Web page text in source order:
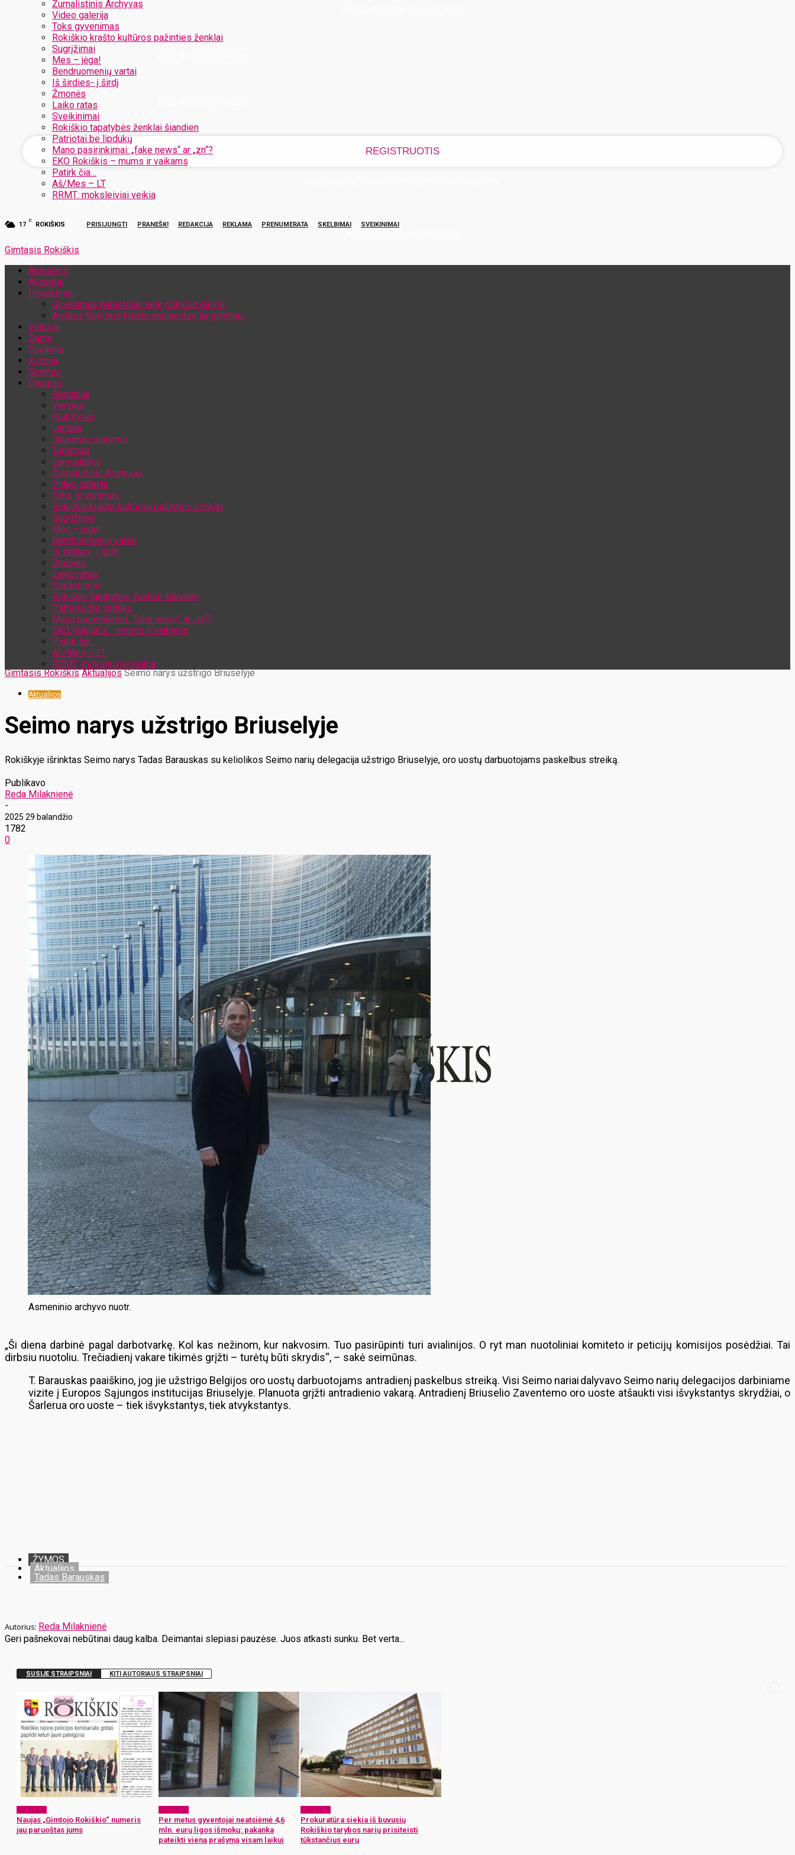
Žurnalistinis Archyvas
Video galerija
Toks gyvenimas
Rokiškio krašto kultūros pažinties ženklai
Sugrįžimai
Mes – jėga!
Bendruomenių vartai
Iš širdies- į širdį
Žmonės
Laiko ratas
Sveikinimai
Rokiškio tapatybės ženklai šiandien
Patriotai be lipdukų
Mano pasirinkimai: „fake news“ ar „zn“?
EKO Rokiškis – mums ir vaikams
Patirk čia…
Aš/Mes – LT
RRMT: moksleiviai veikia
17
C
ROKIŠKIS PRISIJUNGTI PRANEŠK! REDAKCIJA REKLAMA PRENUMERATA SKELBIMAI SVEIKINIMAI
Gimtasis Rokiškis
Aktualijos
Akcentai
Projektiniai
Gyvenimas paraštėse: tapk pokyčio dalimi
Atvėrus Rokiškio krašto muliavotas lunginyčias
Valdžia
Žemė
Sveikata
X-zona
Sportas
Daugiau
Renginiai
Verslas
(Sub)tyliai
Langas
Jaunimas jaunimui
Turizmas
Laisvalaikis
Žurnalistinis Archyvas
Video galerija
Toks gyvenimas
Rokiškio krašto kultūros pažinties ženklai
Sugrįžimai
Mes – jėga!
Bendruomenių vartai
Iš širdies- į širdį
Žmonės
Laiko ratas
Sveikinimai
Rokiškio tapatybės ženklai šiandien
Patriotai be lipdukų
Mano pasirinkimai: „fake news“ ar „zn“?
EKO Rokiškis – mums ir vaikams
Patirk čia…
Aš/Mes – LT
RRMT: moksleiviai veikia
Gimtasis Rokiškis Aktualijos Seimo narys užstrigo Briuselyje
Aktualijos
Seimo narys užstrigo Briuselyje
Rokiškyje išrinktas Seimo narys Tadas Barauskas su keliolikos Seimo narių delegacija užstrigo Briuselyje, oro uostų darbuotojams paskelbus streiką.
Publikavo
Reda Milaknienė
-
2025 29 balandžio
1782
0
Asmeninio archyvo nuotr.
„Ši diena darbinė pagal darbotvarkę. Kol kas nežinom, kur nakvosim. Tuo pasirūpinti turi avialinijos. O ryt man nuotoliniai komiteto ir peticijų komisijos posėdžiai. Tai
dirbsiu nuotoliu. Trečiadienį vakare tikimės grįžti – turėtų būti skrydis“, – sakė seimūnas.
T. Barauskas paaiškino, jog jie užstrigo Belgijos oro uostų darbuotojams antradienį paskelbus streiką. Visi Seimo nariai dalyvavo Seimo narių delegacijos darbiniame
vizite į Europos Sąjungos institucijas Briuselyje. Planuota grįžti antradienio vakarą. Antradienį Briuselio Zaventemo oro uoste atšaukti visi išvykstantys skrydžiai, o
Šarlerua oro uoste – tiek išvykstantys, tiek atvykstantys.
ŽYMOS
Aktualijos
Tadas Barauskas
Reda Milaknienė
Geri pašnekovai nebūtinai daug kalba. Deimantai slepiasi pauzėse. Juos atkasti sunku. Bet verta...
SUSIJĘ STRAIPSNIAI KITI AUTORIAUS STRAIPSNIAI
Naujas „Gimtojo Rokiškio“ numeris
jau paruoštas jums
Per metus gyventojai neatsiėmė 4,6
mln. eurų ligos išmokų: pakanka
pateikti vieną prašymą visam laikui
Prokuratūra siekia iš buvusių
Rokiškio tarybos narių prisiteisti
tūkstančius eurų